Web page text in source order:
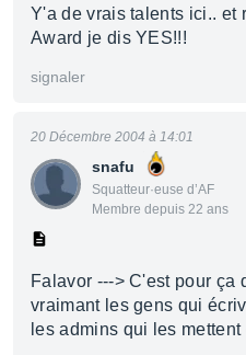
Y'a de vrais talents ici.. et
Award je dis YES!!!
signaler
snafu
Squatteur·euse d’AF
Membre depuis 22 ans
20 Décembre 2004 à 14:01
Falavor ---> C'est pour ça
vraimant les gens qui
les admins qui les mettent